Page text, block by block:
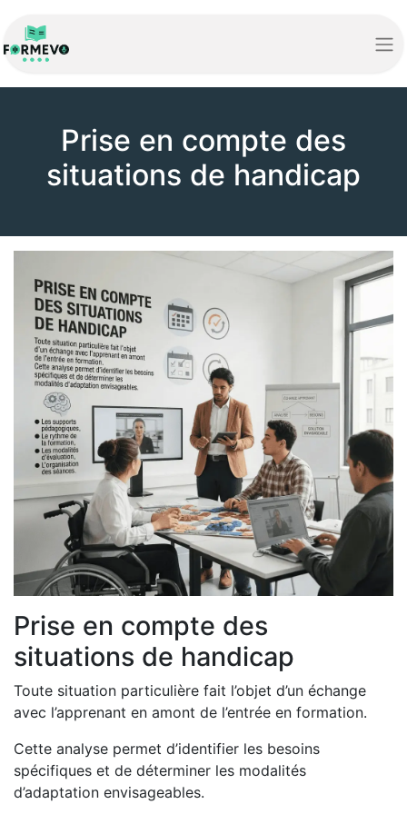
Prise en compte des
situations de handicap
Prise en compte des
situations de handicap
Toute situation particulière fait l’objet d’un échange
avec l’apprenant en amont de l’entrée en formation.
Cette analyse permet d’identifier les besoins
spécifiques et de déterminer les modalités
d’adaptation envisageables.